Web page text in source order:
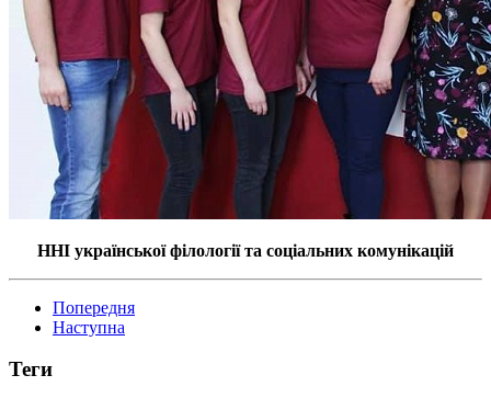
ННІ української філології та соціальних комунікацій
Попередня
Наступна
Теги